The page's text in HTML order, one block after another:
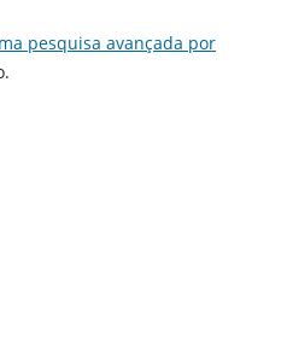
pesquisa avançada por